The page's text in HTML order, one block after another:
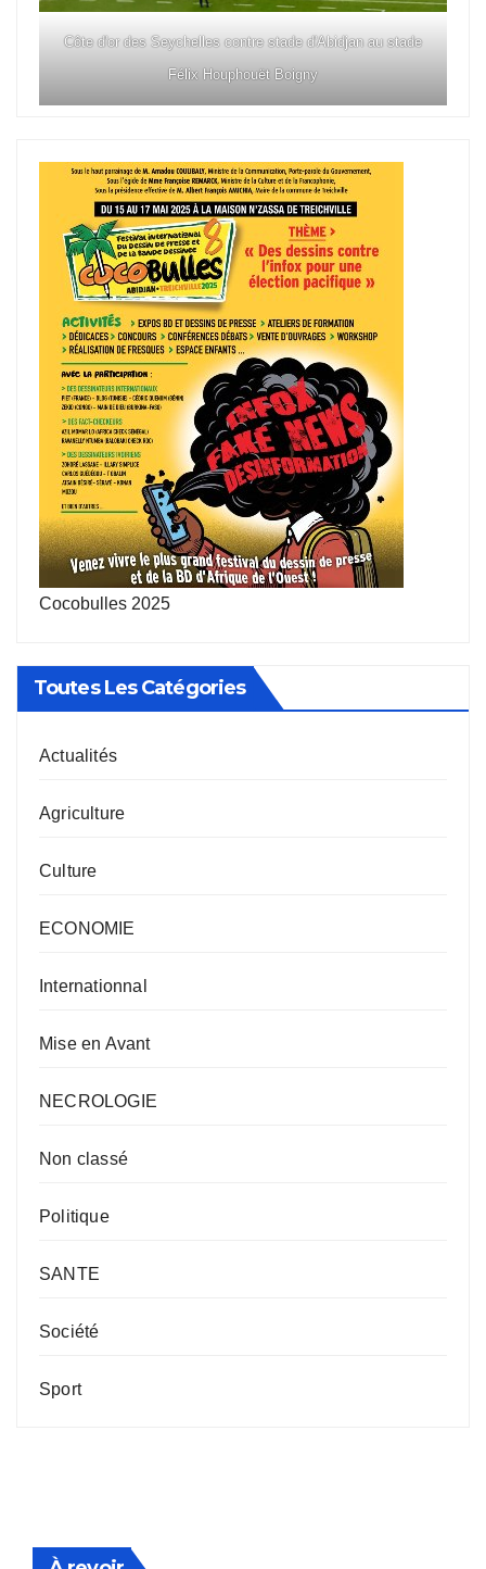
Côte d'or des Seychelles contre stade d'Abidjan au stade
Félix Houphouët Boigny
Cocobulles 2025
Toutes Les Catégories
Actualités
Agriculture
Culture
ECONOMIE
Internationnal
Mise en Avant
NECROLOGIE
Non classé
Politique
SANTE
Société
Sport